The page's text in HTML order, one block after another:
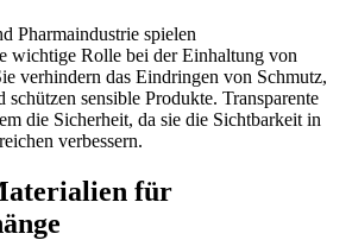
Pharmaindustrie spielen
wichtige Rolle bei der Einhaltung von
verhindern das Eindringen von Schmutz,
schützen sensible Produkte. Transparente
die Sicherheit, da sie die Sichtbarkeit in
verbessern.
für